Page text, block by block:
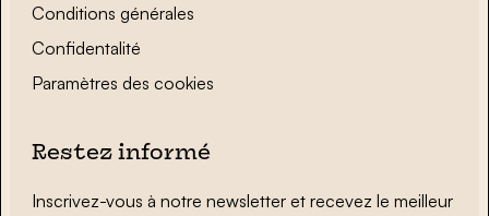
Conditions générales
Confidentalité
Paramètres des cookies
Restez informé
Inscrivez-vous à notre newsletter et recevez le meilleur